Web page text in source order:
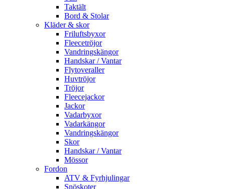
Taktält
Bord & Stolar
Kläder & skor
Friluftsbyxor
Fleecetröjor
Vandringskängor
Handskar / Vantar
Flytoveraller
Huvtröjor
Tröjor
Fleecejackor
Jackor
Vadarbyxor
Vadarkängor
Vandringskängor
Skor
Handskar / Vantar
Mössor
Fordon
ATV & Fyrhjulingar
Snöskoter